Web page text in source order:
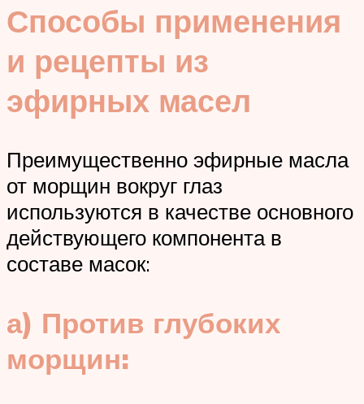
Способы применения
и рецепты из
эфирных масел
Преимущественно эфирные масла
от морщин вокруг глаз
используются в качестве основного
действующего компонента в
составе масок:
а) Против глубоких
морщин: